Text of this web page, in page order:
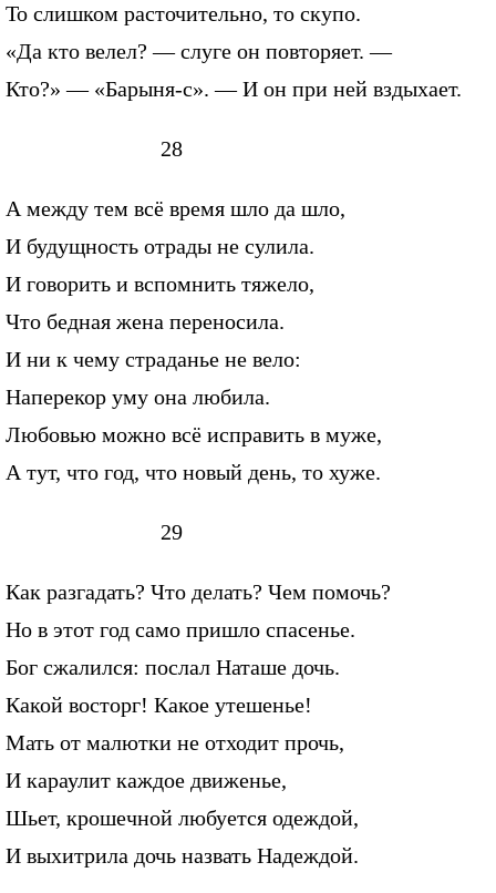
То слишком расточительно, то скупо.
«Да кто велел? — слуге он повторяет. —
Кто?» — «Барыня-с». — И он при ней вздыхает.
28
А между тем всё время шло да шло,
И будущность отрады не сулила.
И говорить и вспомнить тяжело,
Что бедная жена переносила.
И ни к чему страданье не вело:
Наперекор уму она любила.
Любовью можно всё исправить в муже,
А тут, что год, что новый день, то хуже.
29
Как разгадать? Что делать? Чем помочь?
Но в этот год само пришло спасенье.
Бог сжалился: послал Наташе дочь.
Какой восторг! Какое утешенье!
Мать от малютки не отходит прочь,
И караулит каждое движенье,
Шьет, крошечной любуется одеждой,
И выхитрила дочь назвать Надеждой.